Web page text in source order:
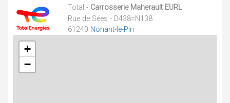
Total - Carrosserie Maherault EURL
Rue de Sées - D438=N138
61240 Nonant-le-Pin
+
−